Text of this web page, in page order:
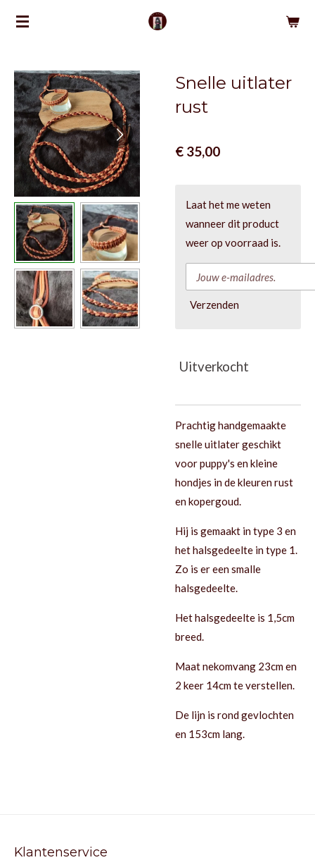
Ga
de
hoofdinhoud
Snelle uitlater
rust
€ 35,00
Laat het me weten
wanneer dit product
weer op voorraad is.
Verzenden
Uitverkocht
Prachtig handgemaakte
snelle uitlater geschikt
voor puppy's en kleine
hondjes in de kleuren rust
en kopergoud.
Hij is gemaakt in type 3 en
het halsgedeelte in type 1.
Zo is er een smalle
halsgedeelte.
Het halsgedeelte is 1,5cm
breed.
Maat nekomvang 23cm en
2 keer 14cm te verstellen.
De lijn is rond gevlochten
en 153cm lang.
Klantenservice